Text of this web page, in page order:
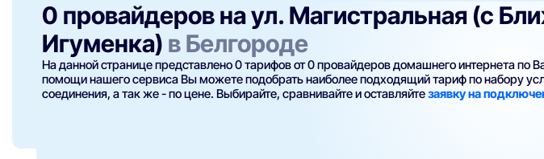
0 провайдеров на ул. Магистральная (с
Игуменка) в Белгороде
На данной странице представлено 0 тарифов от 0 провайдеров домашнего интернета по
помощи нашего сервиса Вы можете подобрать наиболее подходящий тариф по набору
соединения, а так же - по цене. Выбирайте, сравнивайте и оставляйтезаявку на